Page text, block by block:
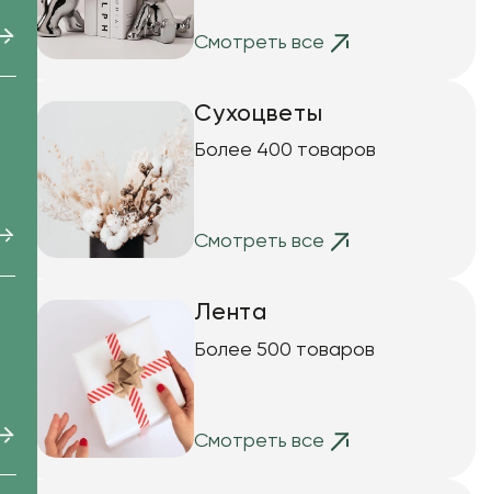
Смотреть все
Сухоцветы
Более 400 товаров
Смотреть все
Лента
Более 500 товаров
Смотреть все